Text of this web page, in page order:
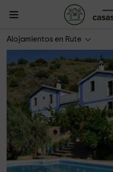
Alojamientos en Rute
El Rincón de Carmen El Pajar